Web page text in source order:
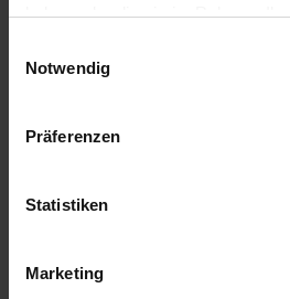
haben oder die sie im Rahmen
Notwendig
Präferenzen
Statistiken
Marketing
MENÜ
ANGEBOT AUFGEBEN
FAQ
RECHTLICHES